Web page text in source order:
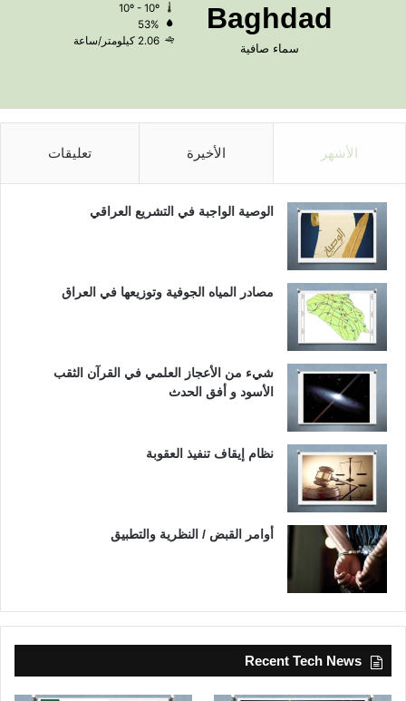
Baghdad
سماء صافية
53%
2.06 كيلومتر/ساعة
الأشهر الأخيرة تعليقات
الوصية الواجبة في التشريع العراقي
مصادر المياه الجوفية وتوزيعها في العراق
شيء من الأعجاز العلمي في القرآن الثقب
الأسود و أفق الحدث
نظام إيقاف تنفيذ العقوبة
أوامر القبض / النظرية والتطبيق
Recent Tech News